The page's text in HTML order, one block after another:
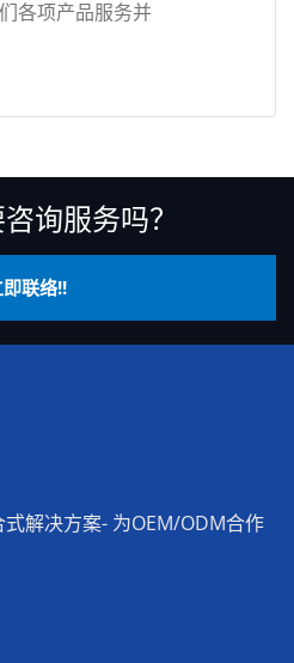
各项产品服务并
询服务吗？
即联络!!
解决方案- 为OEM/ODM合作